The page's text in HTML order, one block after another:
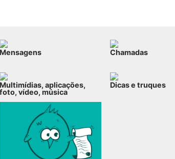
Mensagens Chamadas
Multimídias, aplicações,
foto, vídeo, música
Dicas e truques